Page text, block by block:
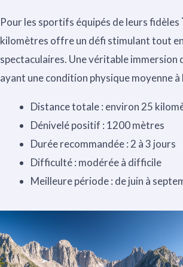
Pour les sportifs équipés de leurs fidèles
kilomètres offre un défi stimulant tout
spectaculaires. Une véritable immersion
ayant une condition physique moyenne à
Distance totale : environ 25
Dénivelé positif : 1200 mètres
Durée recommandée : 2 à 3 jours
Difficulté : modérée à difficile
Meilleure période : de juin à